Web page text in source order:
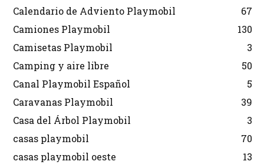
Calendario de Adviento Playmobil
67
Camiones Playmobil
130
Camisetas Playmobil
3
Camping y aire libre
50
Canal Playmobil Español
5
Caravanas Playmobil
39
Casa del Árbol Playmobil
3
casas playmobil
70
casas playmobil oeste
13